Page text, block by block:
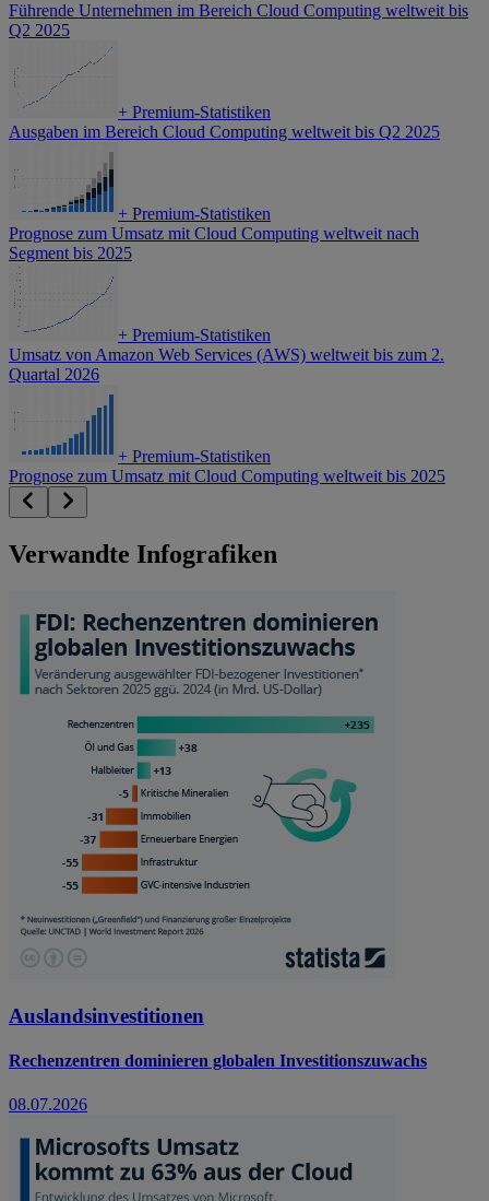
Führende Unternehmen im Bereich Cloud Computing weltweit bis
Q2 2025
+ Premium-Statistiken
Ausgaben im Bereich Cloud Computing weltweit bis Q2 2025
+ Premium-Statistiken
Prognose zum Umsatz mit Cloud Computing weltweit nach
Segment bis 2025
+ Premium-Statistiken
Umsatz von Amazon Web Services (AWS) weltweit bis zum 2.
Quartal 2026
+ Premium-Statistiken
Prognose zum Umsatz mit Cloud Computing weltweit bis 2025
Verwandte Infografiken
Auslandsinvestitionen
Rechenzentren dominieren globalen Investitionszuwachs
08.07.2026